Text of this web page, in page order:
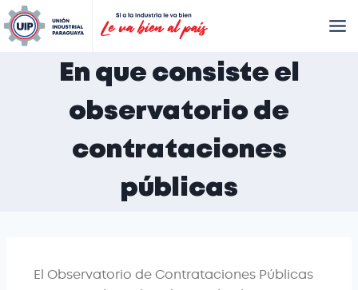
En que consiste el
observatorio de
contrataciones
públicas
El Observatorio de Contrataciones Públicas